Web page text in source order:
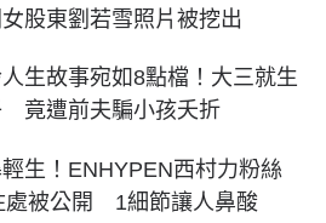
股東劉若雪照片被挖出
生故事宛如8點檔！大三就生
竟遭前夫騙小孩夭折
生！ENHYPEN西村力粉絲
處被公開 1細節讓人鼻酸